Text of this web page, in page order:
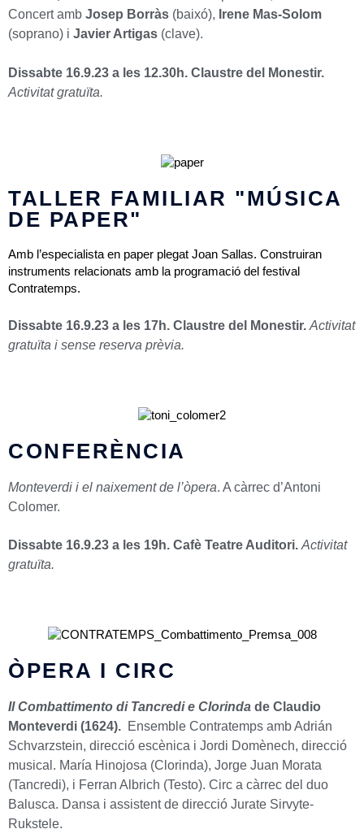
Concert amb Josep Borràs (baixó), Irene Mas-Solom
(soprano) i Javier Artigas (clave).
Dissabte 16.9.23 a les 12.30h. Claustre del Monestir.
Activitat gratuïta.
TALLER FAMILIAR "MÚSICA
DE PAPER"
Amb l’especialista en paper plegat Joan Sallas. Construiran
instruments relacionats amb la programació del festival
Contratemps.
Dissabte 16.9.23 a les 17h. Claustre del Monestir. Activitat
gratuïta i sense reserva prèvia.
CONFERÈNCIA
Monteverdi i el naixement de l’òpera. A càrrec d’Antoni
Colomer.
Dissabte 16.9.23 a les 19h. Cafè Teatre Auditori. Activitat
gratuïta.
ÒPERA I CIRC
IlCombattimento di Tancredi e Clorinda de Claudio
Monteverdi (1624). Ensemble Contratemps amb Adrián
Schvarzstein, direcció escènica i Jordi Domènech, direcció
musical. María Hinojosa (Clorinda), Jorge Juan Morata
(Tancredi), i Ferran Albrich (Testo). Circ a càrrec del duo
Balusca. Dansa i assistent de direcció Jurate Sirvyte-
Rukstele.